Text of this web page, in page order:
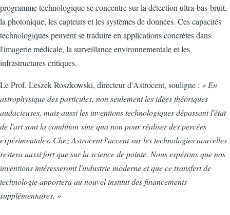
programme technologique se concentre sur la détection ultra-bas-bruit,
la photonique, les capteurs et les systèmes de données. Ces capacités
technologiques peuvent se traduire en applications concrètes dans
l'imagerie médicale, la surveillance environnementale et les
infrastructures critiques.
Le Prof. Leszek Roszkowski, directeur d'Astrocent, souligne : « En
astrophysique des particules, non seulement les idées théoriques
audacieuses, mais aussi les inventions technologiques dépassant l'état
de l'art sont la condition sine qua non pour réaliser des percées
expérimentales. Chez Astrocent l'accent sur les technologies nouvelles
restera aussi fort que sur la science de pointe. Nous espérons que nos
inventions intéresseront l'industrie moderne et que ce transfert de
technologie apportera au nouvel institut des financements
supplémentaires. »